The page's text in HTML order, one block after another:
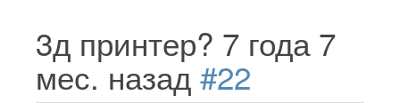
3д принтер? 7 года 7
мес. назад #22